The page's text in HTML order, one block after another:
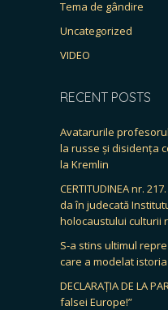
Tema de gândire
Uncategorized
VIDEO
RECENT POSTS
Avatarurile
la russe și disidența
la Kremlin
CERTITUDINEA nr.
da în judecată
holocaustului culturii
S-a stins ultimul
care a modelat
DECLARAȚIA DE LA
falsei Europe!”